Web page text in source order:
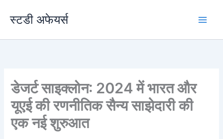
स्टडी अफेयर्स
डेजर्ट साइक्लोन: 2024 में भारत और
यूएई की रणनीतिक सैन्य साझेदारी की
एक नई शुरुआत